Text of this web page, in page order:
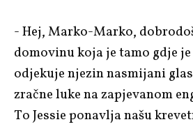
- Hej, Marko-Marko,
domovinu koja je tamo gdje
odjekuje njezin nasmijani
zračne luke na zapjevanom
To Jessie ponavlja našu